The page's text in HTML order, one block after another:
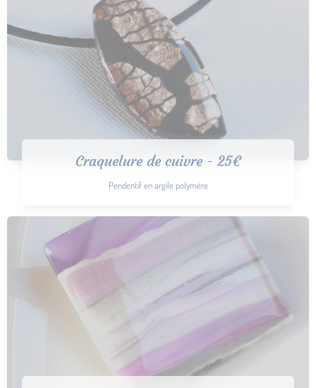
Craquelure de cuivre - 25€
Pendentif en argile polymère